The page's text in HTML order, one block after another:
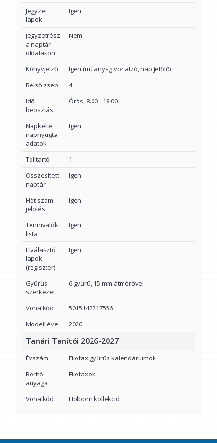
Jegyzet
lapok
Igen
Jegyzetrész
a naptár
oldalakon
Nem
Könyvjelző
Igen (műanyag vonalzó, nap jelölő)
Belső zseb
4
Idő
beosztás
Órás, 8.00 - 18.00
Napkelte,
napnyugta
adatok
Igen
Tolltartó
1
Összesített
naptár
Igen
Hét szám
jelölés
Igen
Tennivalók
lista
Igen
Elválasztó
lapok
(regiszter)
Igen
Gyűrűs
szerkezet
6 gyűrű, 15 mm átmérővel
Vonalkód
5015142217556
Modell éve
2026
Tanári Tanítói 2026-2027
Évszám
Filofax gyűrűs kalendáriumok
Borító
anyaga
Filofaxok
Vonalkód Holborn kollekció